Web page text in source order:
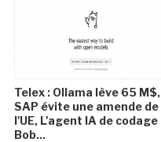
Telex : Ollama lève 65 M$,
SAP évite une amende de
l'UE, L'agent IA de codage
Bob...